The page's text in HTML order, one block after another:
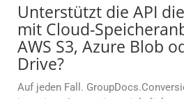
Unterstützt die API
mit Cloud-
AWS S3, Azure Blob
Drive?
Auf jeden Fall.